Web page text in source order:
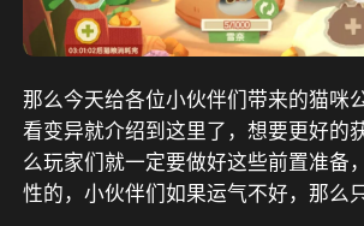
那么今天给各位小伙伴们带来的猫咪
看变异就介绍到这里了，想要更好的
么玩家们就一定要做好这些前置准备
性的，小伙伴们如果运气不好，那么